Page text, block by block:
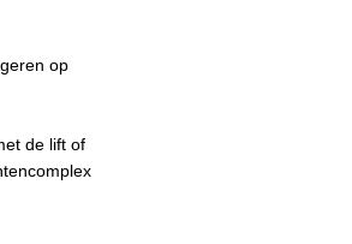
op
de lift of